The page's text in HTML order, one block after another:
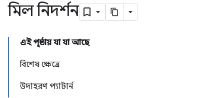
মিল নিদর্শন
এই পৃষ্ঠায় যা যা আছে
বিশেষ ক্ষেত্রে
উদাহরণ প্যাটার্ন